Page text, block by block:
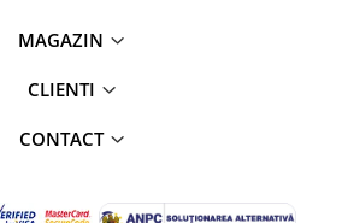
MAGAZIN
CLIENTI
CONTACT